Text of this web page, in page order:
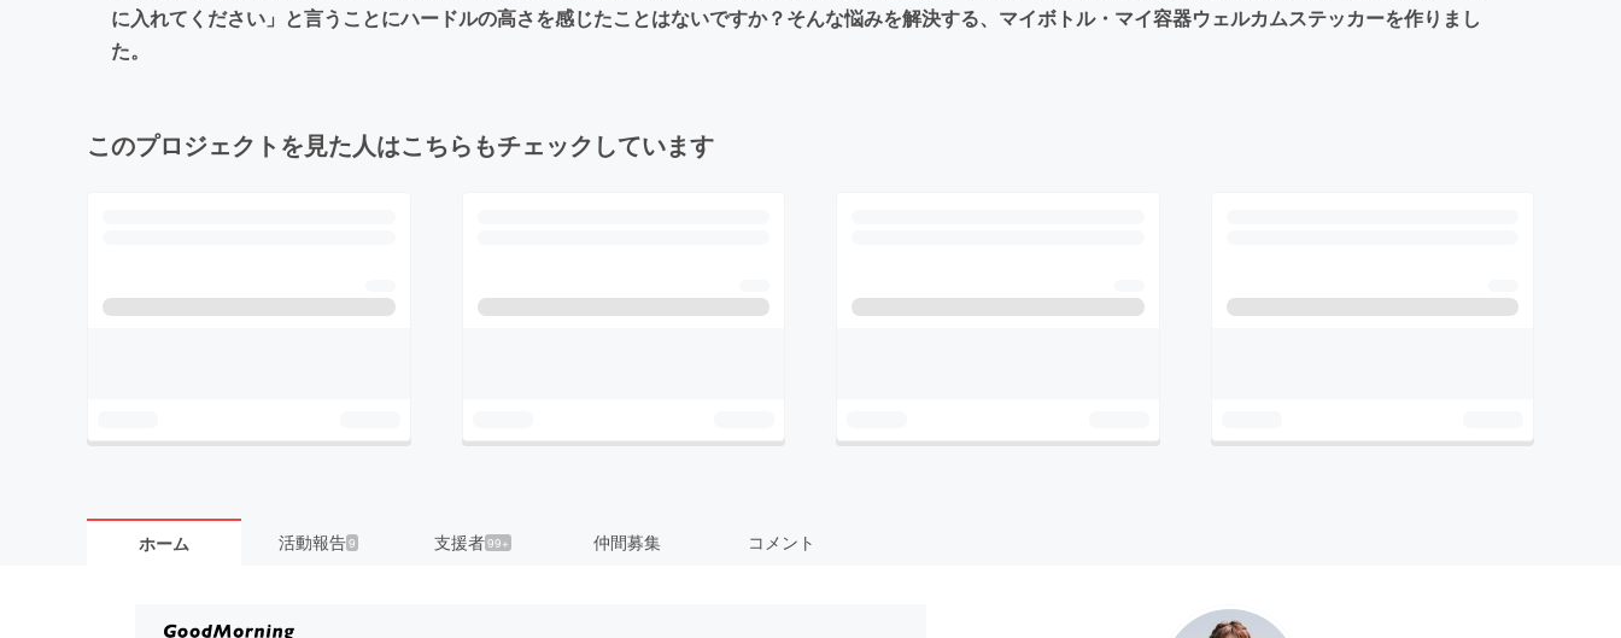
に入れてください」と言うことにハードルの高さを感じたことはないですか？そんな悩みを解決する、マイボトル・マイ容器ウェルカムステッカーを作りまし
た。
このプロジェクトを見た人はこちらもチェックしています
ホーム 活動報告9 支援者99+ 仲間募集 コメント